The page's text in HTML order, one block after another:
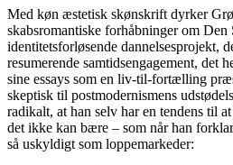
Med køn æstetisk skønskrift dyrker
skabsromantiske forhåbninger om
identitetsforløsende dannelsesprojekt,
resumerende samtidsengagement, det
sine essays som en liv-til-fortælling
skeptisk til postmodernismens
radikalt, at han selv har en tendens til
det ikke kan bære – som når han
så uskyldigt som loppemarkeder: